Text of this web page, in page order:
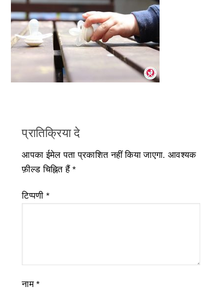
प्रातिक्रिया दे
आपका ईमेल पता प्रकाशित नहीं किया जाएगा. आवश्यक
फ़ील्ड चिह्नित हैं*
टिप्पणी *
नाम*